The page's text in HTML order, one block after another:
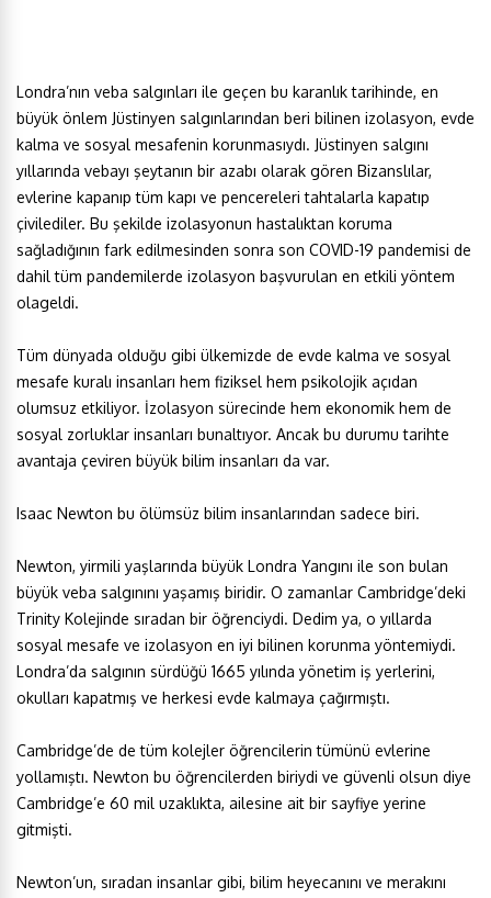
Londra’nın veba salgınları ile geçen bu karanlık tarihinde, en
büyük önlem Jüstinyen salgınlarından beri bilinen izolasyon, evde
kalma ve sosyal mesafenin korunmasıydı. Jüstinyen salgını
yıllarında vebayı şeytanın bir azabı olarak gören Bizanslılar,
evlerine kapanıp tüm kapı ve pencereleri tahtalarla kapatıp
çivilediler. Bu şekilde izolasyonun hastalıktan koruma
sağladığının fark edilmesinden sonra son COVID-19 pandemisi de
dahil tüm pandemilerde izolasyon başvurulan en etkili yöntem
olageldi.
Tüm dünyada olduğu gibi ülkemizde de evde kalma ve sosyal
mesafe kuralı insanları hem fiziksel hem psikolojik açıdan
olumsuz etkiliyor. İzolasyon sürecinde hem ekonomik hem de
sosyal zorluklar insanları bunaltıyor. Ancak bu durumu tarihte
avantaja çeviren büyük bilim insanları da var.
Isaac Newton bu ölümsüz bilim insanlarından sadece biri.
Newton, yirmili yaşlarında büyük Londra Yangını ile son bulan
büyük veba salgınını yaşamış biridir. O zamanlar Cambridge’deki
Trinity Kolejinde sıradan bir öğrenciydi. Dedim ya, o yıllarda
sosyal mesafe ve izolasyon en iyi bilinen korunma yöntemiydi.
Londra’da salgının sürdüğü 1665 yılında yönetim iş yerlerini,
okulları kapatmış ve herkesi evde kalmaya çağırmıştı.
Cambridge’de de tüm kolejler öğrencilerin tümünü evlerine
yollamıştı. Newton bu öğrencilerden biriydi ve güvenli olsun diye
Cambridge’e 60 mil uzaklıkta, ailesine ait bir sayfiye yerine
gitmişti.
Newton’un, sıradan insanlar gibi, bilim heyecanını ve merakını